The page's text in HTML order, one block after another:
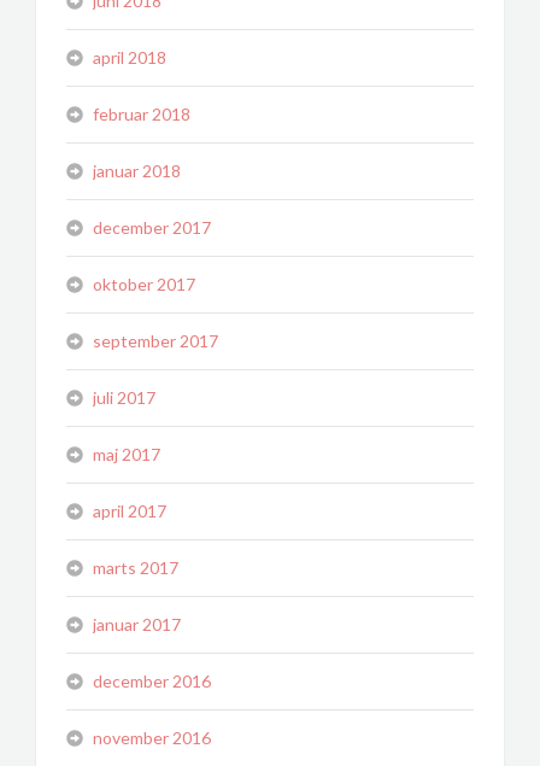
april 2018
februar 2018
januar 2018
december 2017
oktober 2017
september 2017
juli 2017
maj 2017
april 2017
marts 2017
januar 2017
december 2016
november 2016